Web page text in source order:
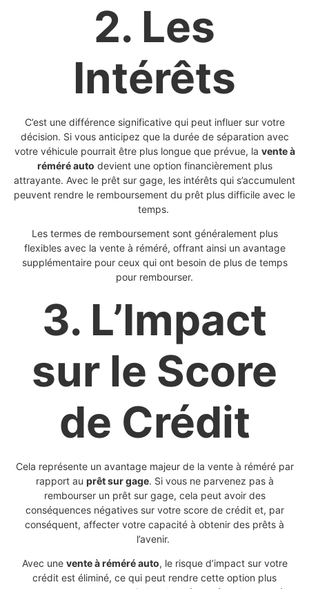
2. Les
Intérêts
C’est une différence significative qui peut influer sur votre
décision. Si vous anticipez que la durée de séparation avec
votre véhicule pourrait être plus longue que prévue, la vente à
réméré auto devient une option financièrement plus
attrayante. Avec le prêt sur gage, les intérêts qui s’accumulent
peuvent rendre le remboursement du prêt plus difficile avec le
temps.
Les termes de remboursement sont généralement plus
flexibles avec la vente à réméré, offrant ainsi un avantage
supplémentaire pour ceux qui ont besoin de plus de temps
pour rembourser.
3. L’Impact
sur le Score
de Crédit
Cela représente un avantage majeur de la vente à réméré par
rapport au prêt sur gage. Si vous ne parvenez pas à
rembourser un prêt sur gage, cela peut avoir des
conséquences négatives sur votre score de crédit et, par
conséquent, affecter votre capacité à obtenir des prêts à
l’avenir.
Avec une vente à réméré auto, le risque d’impact sur votre
crédit est éliminé, ce qui peut rendre cette option plus